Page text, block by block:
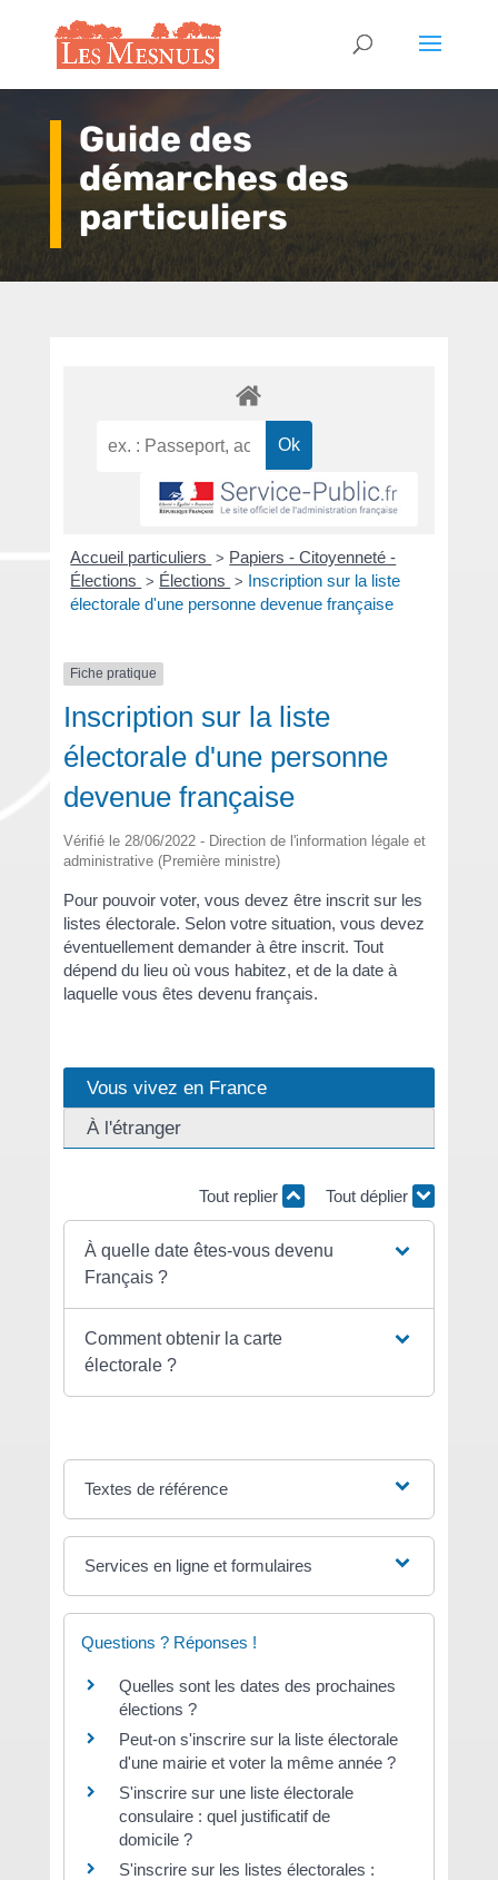
Guide des
démarches des
particuliers
Accueil particuliers > Papiers - Citoyenneté -
Élections > Élections > Inscription sur la liste
électorale d'une personne devenue française
Fiche pratique
Inscription sur la liste
électorale d'une personne
devenue française
Vérifié le 28/06/2022 - Direction de l'information légale et
administrative (Première ministre)
Pour pouvoir voter, vous devez être inscrit sur les
listes électorale. Selon votre situation, vous devez
éventuellement demander à être inscrit. Tout
dépend du lieu où vous habitez, et de la date à
laquelle vous êtes devenu français.
Vous vivez en France
À l'étranger
Tout replier Tout déplier
À quelle date êtes-vous devenu
Français ?
Comment obtenir la carte
électorale ?
Textes de référence
Services en ligne et formulaires
Questions ? Réponses !
Quelles sont les dates des prochaines
élections ?
Peut-on s'inscrire sur la liste électorale
d'une mairie et voter la même année ?
S'inscrire sur une liste électorale
consulaire : quel justificatif de
domicile ?
S'inscrire sur les listes électorales :